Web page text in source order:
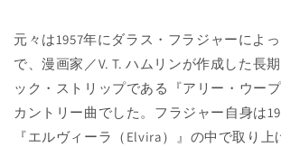
元々は1957年にダラス・フラジャーによ
で、漫画家／V. T. ハムリンが作成した長
ック・ストリップである『アリー・ウー
カントリー曲でした。フラジャー自身は
『エルヴィーラ（Elvira）』の中で取り上